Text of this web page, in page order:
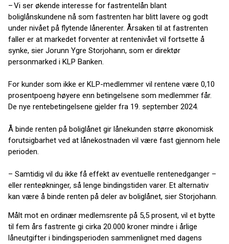
– Vi ser økende interesse for fastrentelån blant
boliglånskundene nå som fastrenten har blitt lavere og godt
under nivået på flytende lånerenter. Årsaken til at fastrenten
faller er at markedet forventer at rentenivået vil fortsette å
synke, sier Jorunn Ygre Storjohann, som er direktør
personmarked i KLP Banken.
For kunder som ikke er KLP-medlemmer vil rentene være 0,10
prosentpoeng høyere enn betingelsene som medlemmer får.
De nye rentebetingelsene gjelder fra 19. september 2024.
Å binde renten på boliglånet gir lånekunden større økonomisk
forutsigbarhet ved at lånekostnaden vil være fast gjennom hele
perioden.
– Samtidig vil du ikke få effekt av eventuelle rentenedganger –
eller renteøkninger, så lenge bindingstiden varer. Et alternativ
kan være å binde renten på deler av boliglånet, sier Storjohann.
Målt mot en ordinær medlemsrente på 5,5 prosent, vil et bytte
til fem års fastrente gi cirka 20.000 kroner mindre i årlige
låneutgifter i bindingsperioden sammenlignet med dagens